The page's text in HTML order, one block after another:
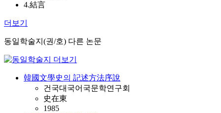
4.結言
더보기
동일학술지(권/호) 다른 논문
韓國文學史의 記述方法序說
건국대국어국문학연구회
史在東
1985